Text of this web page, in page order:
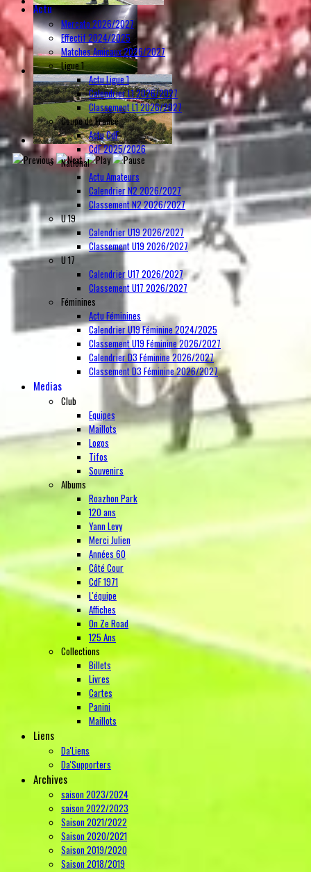
Actu
Mercato 2026/2027
Effectif 2024/2025
Matches Amicaux 2026/2027
Ligue 1
Actu Ligue 1
Calendrier L1 2026/2027
Classement L1 2026/2027
Coupe de France
Actu CdF
CdF 2025/2026
National
Actu Amateurs
Calendrier N2 2026/2027
Classement N2 2026/2027
U 19
Calendrier U19 2026/2027
Classement U19 2026/2027
U 17
Calendrier U17 2026/2027
Classement U17 2026/2027
Féminines
Actu Féminines
Calendrier U19 Féminine 2024/2025
Classement U19 Féminine 2026/2027
Calendrier D3 Féminine 2026/2027
Classement D3 Féminine 2026/2027
Medias
Club
Equipes
Maillots
Logos
Tifos
Souvenirs
Albums
Roazhon Park
120 ans
Yann Levy
Merci Julien
Années 60
Côté Cour
CdF 1971
L'équipe
Affiches
On Ze Road
125 Ans
Collections
Billets
Livres
Cartes
Panini
Maillots
Liens
Da'Liens
Da'Supporters
Archives
saison 2023/2024
saison 2022/2023
Saison 2021/2022
Saison 2020/2021
Saison 2019/2020
Saison 2018/2019